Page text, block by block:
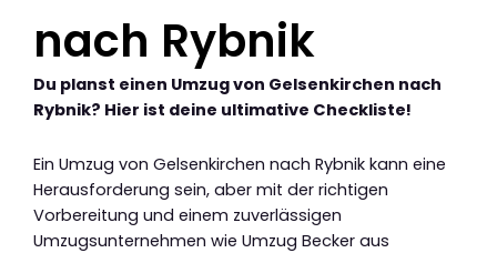
nach Rybnik
Du planst einen Umzug von Gelsenkirchen nach
Rybnik? Hier ist deine ultimative Checkliste!
Ein Umzug von Gelsenkirchen nach Rybnik kann eine
Herausforderung sein, aber mit der richtigen
Vorbereitung und einem zuverlässigen
Umzugsunternehmen wie Umzug Becker aus